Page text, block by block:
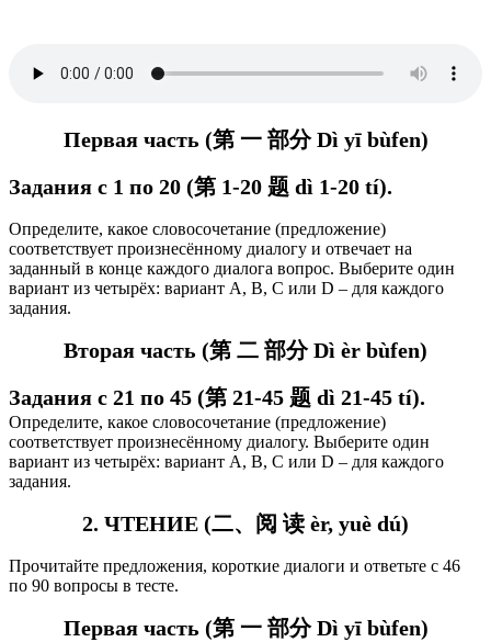
Первая часть (第 一 部分 Dì yī bùfen)
Задания с 1 по 20 (第 1-20 题 dì 1-20 tí).
Определите, какое словосочетание (предложение)
соответствует произнесённому диалогу и отвечает на
заданный в конце каждого диалога вопрос. Выберите один
вариант из четырёх: вариант А, В, C или D – для каждого
задания.
Вторая часть (第 二 部分 Dì èr bùfen)
Задания с 21 по 45 (第 21-45 题 dì 21-45 tí).
Определите, какое словосочетание (предложение)
соответствует произнесённому диалогу. Выберите один
вариант из четырёх: вариант А, В, C или D – для каждого
задания.
2. ЧТЕНИЕ (二、阅 读 èr, yuè dú)
Прочитайте предложения, короткие диалоги и ответьте с 46
по 90 вопросы в тесте.
Первая часть (第 一 部分 Dì yī bùfen)